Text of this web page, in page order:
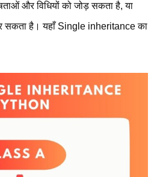
और विधियों को जोड़ सकता है, या
सकता है। यहाँ Single inheritance का